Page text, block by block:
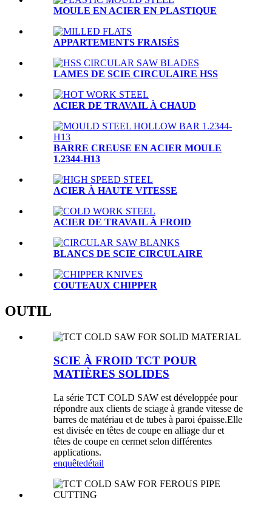
MOULE EN ACIER EN PLASTIQUE
APPARTEMENTS FRAISÉS
LAMES DE SCIE CIRCULAIRE HSS
ACIER DE TRAVAIL À CHAUD
BARRE CREUSE EN ACIER MOULE
1.2344-H13
ACIER À HAUTE VITESSE
ACIER DE TRAVAIL À FROID
BLANCS DE SCIE CIRCULAIRE
COUTEAUX CHIPPER
OUTIL
SCIE À FROID TCT POUR
MATIÈRES SOLIDES
La série TCT COLD SAW est développée pour
répondre aux clients de sciage à grande vitesse de
barres de matériau et de tubes à paroi épaisse.Elle
est divisée en têtes de coupe en alliage dur et
têtes de coupe en cermet selon différentes
applications.
enquêtedétail